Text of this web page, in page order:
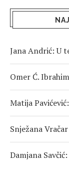
Jana Andrić: U
Omer Ć.
Matija
Snježana
Damjana